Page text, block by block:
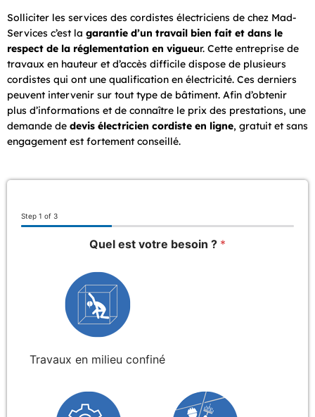
Solliciter les services des cordistes électriciens de chez Mad-
Services c’est la garantie d’un travail bien fait et dans le
respect de la réglementation en vigueur. Cette entreprise de
travaux en hauteur et d’accès difficile dispose de plusieurs
cordistes qui ont une qualification en électricité. Ces derniers
peuvent intervenir sur tout type de bâtiment. Afin d’obtenir
plus d’informations et de connaître le prix des prestations, une
demande de devis électricien cordiste en ligne, gratuit et sans
engagement est fortement conseillé.
Step 1 of 3
Quel est votre besoin ? *
Travaux en milieu confiné